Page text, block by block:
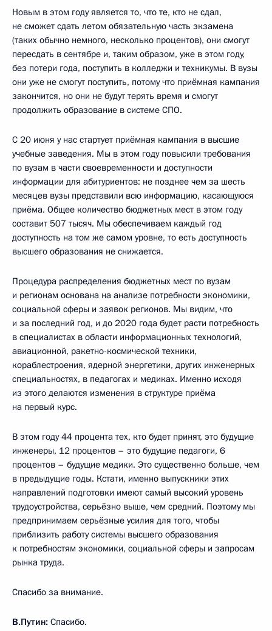
Новым в этом году является то, что те, кто не сдал,
не сможет сдать летом обязательную часть экзамена
(таких обычно немного, несколько процентов), они смогут
пересдать в сентябре и, таким образом, уже в этом году,
без потери года, поступить в колледжи и техникумы. В вузы
они уже не смогут поступить, потому что приёмная кампания
закончится, но они не будут терять время и смогут
продолжить образование в системе СПО.
С 20 июня у нас стартует приёмная кампания в высшие
учебные заведения. Мы в этом году повысили требования
по вузам в части своевременности и доступности
информации для абитуриентов: не позднее чем за шесть
месяцев вузы представили всю информацию, касающуюся
приёма. Общее количество бюджетных мест в этом году
составит 507 тысяч. Мы обеспечиваем каждый год
доступность на том же самом уровне, то есть доступность
высшего образования не снижается.
Процедура распределения бюджетных мест по вузам
и регионам основана на анализе потребности экономики,
социальной сферы и заявок регионов. Мы видим, что
и за последний год, и до 2020 года будет расти потребность
в специалистах в области информационных технологий,
авиационной, ракетно-космической техники,
кораблестроения, ядерной энергетики, других инженерных
специальностях, в педагогах и медиках. Именно исходя
из этого делаются изменения в структуре приёма
на первый курс.
В этом году 44 процента тех, кто будет принят, это будущие
инженеры, 12 процентов – это будущие педагоги, 6
процентов – будущие медики. Это существенно больше, чем
в предыдущие годы. Кстати, именно выпускники этих
направлений подготовки имеют самый высокий уровень
трудоустройства, серьёзно выше, чем средний. Поэтому мы
предпринимаем серьёзные усилия для того, чтобы
приблизить работу системы высшего образования
к потребностям экономики, социальной сферы и запросам
рынка труда.
Спасибо за внимание.
В.Путин: Спасибо.